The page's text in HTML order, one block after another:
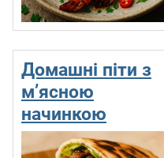
Домашні піти з
м’ясною
начинкою